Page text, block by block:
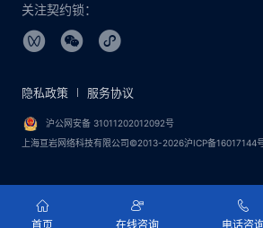
关注契约锁：
沪公网安备 31011202012092号
上海亘岩网络科技有限公司©2013-2026沪ICP备16017144
隐私政策 服务协议
首页 在线咨询 电话咨